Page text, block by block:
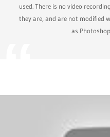
used. There is no video
they are, and are not modified
as